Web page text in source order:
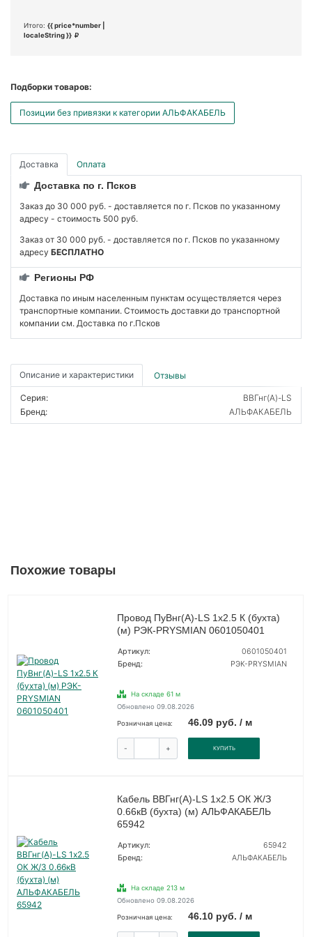
Итого: {{ price*number |
localeString }}
Подборки товаров:
Позиции без привязки к категории АЛЬФАКАБЕЛЬ
Доставка Оплата
Доставка по г. Псков
Заказ до 30 000 руб. - доставляется по г. Псков по указанному
адресу - стоимость 500 руб.
Заказ от 30 000 руб. - доставляется по г. Псков по указанному
адресу БЕСПЛАТНО
Регионы РФ
Доставка по иным населенным пунктам осуществляется через
транспортные компании. Стоимость доставки до транспортной
компании см. Доставка по г.Псков
Описание и характеристики Отзывы
Серия:
ВВГнг(А)-LS
Бренд:
АЛЬФАКАБЕЛЬ
Похожие товары
Провод ПуВнг(А)-LS 1х2.5 К (бухта)
(м) РЭК-PRYSMIAN 0601050401
Артикул:
0601050401
Бренд:
РЭК-PRYSMIAN
На складе 61 м
Обновлено 09.08.2026
Розничная цена: 46.09 руб. / м
- + КУПИТЬ
Кабель ВВГнг(А)-LS 1х2.5 ОК Ж/З
0.66кВ (бухта) (м) АЛЬФАКАБЕЛЬ
65942
Артикул:
65942
Бренд:
АЛЬФАКАБЕЛЬ
На складе 213 м
Обновлено 09.08.2026
Розничная цена: 46.10 руб. / м